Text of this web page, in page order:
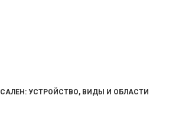
УСТРОЙСТВО, ВИДЫ И ОБЛАСТИ